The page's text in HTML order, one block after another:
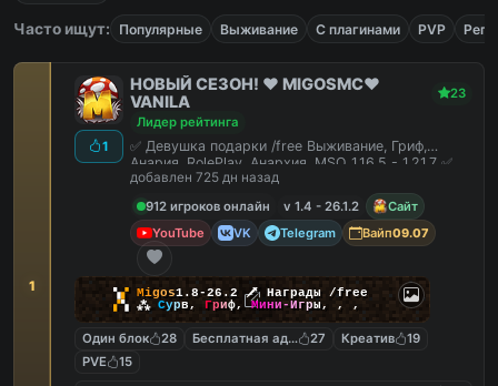
Часто ищут: Популярные Выживание С плагинами PVP
1
1
НОВЫЙ СЕЗОН! ❤️ MIGOSMC❤️
VANILA
23
Лидер рейтинга
✅ Девушка подарки /free Выживание, Гриф,
Анария, RolePlay, Анархия, MSO 1.16.5 - 1.21.7 ✅
добавлен 725 дн назад
912 игроков онлайн
v 1.4 - 26.1.2
Сайт
YouTube
VK Telegram Вайп09.07
▚▞ Migos1.8-26.2🗡 Награды /free
▞▚ ⁂ Сурв, Гриф,Мини-Игры, , ,
Один блок 28 Бесплатная админка
27 Креатив
19
PVE
15